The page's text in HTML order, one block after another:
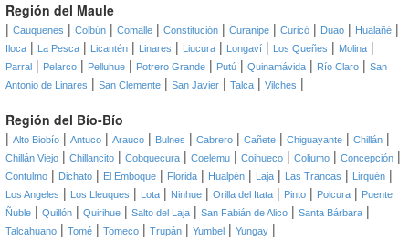
Región del Maule
| Cauquenes | Colbún | Comalle | Constitución | Curanipe | Curicó | Duao | Hualañé |
Iloca | La Pesca | Licantén | Linares | Liucura | Longaví | Los Queñes | Molina |
Parral | Pelarco | Pelluhue | Potrero Grande | Putú | Quinamávida | Río Claro | San
Antonio de Linares | San Clemente | San Javier | Talca | Vilches |
Región del Bío-Bío
| Alto Biobío | Antuco | Arauco | Bulnes | Cabrero | Cañete | Chiguayante | Chillán |
Chillán Viejo | Chillancito | Cobquecura | Coelemu | Coihueco | Coliumo | Concepción |
Contulmo | Dichato | El Emboque | Florida | Hualpén | Laja | Las Trancas | Lirquén |
Los Angeles | Los Lleuques | Lota | Ninhue | Orilla del Itata | Pinto | Polcura | Puente
Ñuble | Quillón | Quirihue | Salto del Laja | San Fabián de Alico | Santa Bárbara |
Talcahuano | Tomé | Tomeco | Trupán | Yumbel | Yungay |